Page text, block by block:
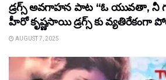
డ్రగ్స్ అవగాహన పాట “ఓ యువతా, నీ
హీరో కృష్ణసాయి డ్రగ్స్ కు వ్యతిరేకంగా
AUGUST 7, 2025